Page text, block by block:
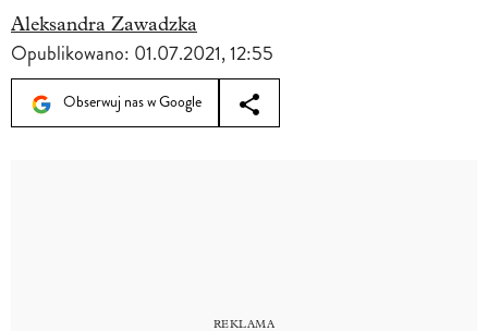
Aleksandra Zawadzka
Opublikowano: 01.07.2021, 12:55
Obserwuj nas w Google